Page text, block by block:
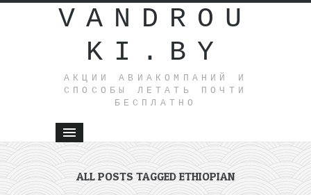
VANDROU
KI.BY
АКЦИИ АВИАКОМПАНИЙ И
СПОСОБЫ ЛЕТАТЬ ПОЧТИ
БЕСПЛАТНО
ALL POSTS TAGGED ETHIOPIAN